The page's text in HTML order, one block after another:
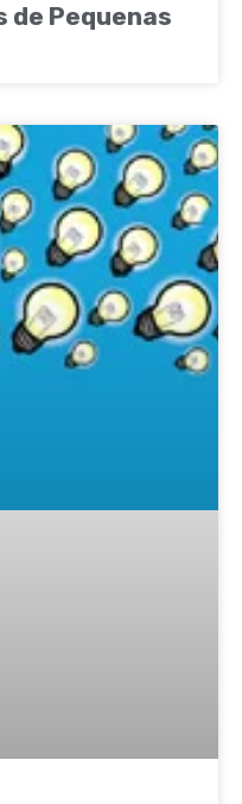
de Pequenas